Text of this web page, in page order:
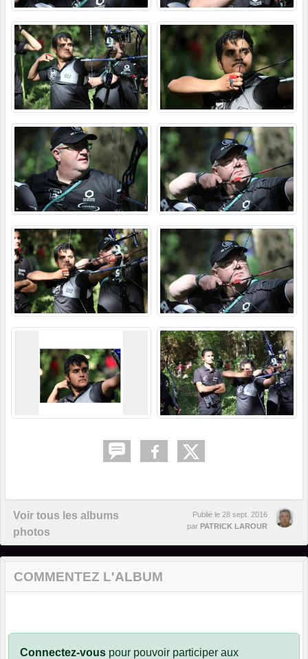
Voir tous les albums
photos
Publié le 28 sept. 2016
par PATRICK LAROUR
COMMENTEZ L'ALBUM
Connectez-vous pour pouvoir participer aux